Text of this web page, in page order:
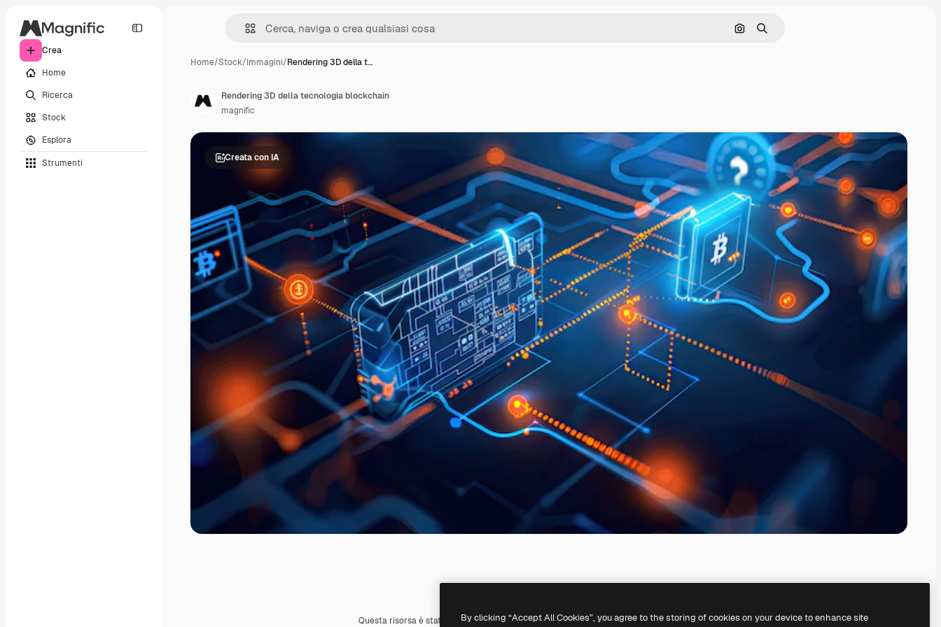
Crea
Home
Ricerca
Stock
Esplora
Strumenti
Cerca per immagine
Ricerca
Home/Stock/Immagini/Rendering 3D della t…
Creata con IA
Questa risorsa è stata generata con l' IA. Creane una tua utilizzando il generatore di immagini IA.
Rendering 3D della tecnologia blockchain
magnific
By clicking “Accept All Cookies”, you agree to the storing of cookies on your device to enhance site